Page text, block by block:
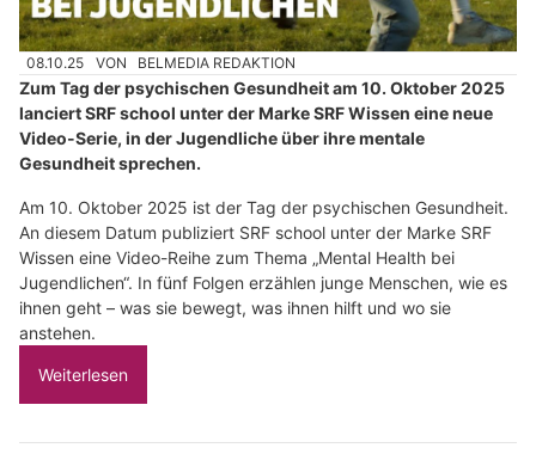
08.10.25 VON BELMEDIA REDAKTION
Zum Tag der psychischen Gesundheit am 10. Oktober 2025
lanciert SRF school unter der Marke SRF Wissen eine neue
Video-Serie, in der Jugendliche über ihre mentale
Gesundheit sprechen.
Am 10. Oktober 2025 ist der Tag der psychischen Gesundheit.
An diesem Datum publiziert SRF school unter der Marke SRF
Wissen eine Video-Reihe zum Thema „Mental Health bei
Jugendlichen“. In fünf Folgen erzählen junge Menschen, wie es
ihnen geht – was sie bewegt, was ihnen hilft und wo sie
anstehen.
Weiterlesen